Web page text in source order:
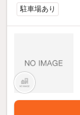
駐車場あり